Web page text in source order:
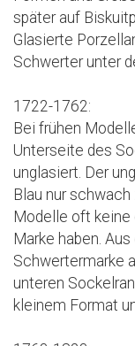
später auf
Glasierte
Schwerter unter
1722-1762:
Bei frühen
Unterseite des
unglasiert. Der
Blau nur
Modelle oft keine
Marke haben.
Schwertermarke
unteren
kleinem Format